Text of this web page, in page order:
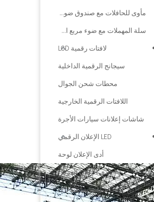
مأوى للحافلات مع صندوق ضوء الإعلان
سلة المهملات مع ضوء مربع الإعلان
لافتات رقمية LCD
سيجانج الرقمية الداخلية
محطات شحن الجوال
اللافتات الرقمية الخارجية
شاشات إعلانات سيارات الأجرة
LED الإعلان الرقمي
أدى الإعلان لوحة
أدى الإعلان العرض
شفافة شاشة LED